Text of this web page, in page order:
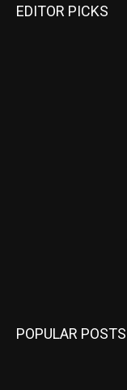
EDITOR PICKS
POPULAR POSTS